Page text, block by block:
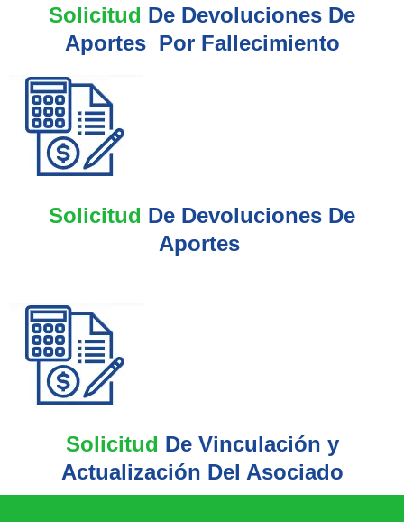
Solicitud De Devoluciones De
Aportes Por Fallecimiento
Solicitud De Devoluciones De
Aportes
Solicitud De Vinculación y
Actualización Del Asociado